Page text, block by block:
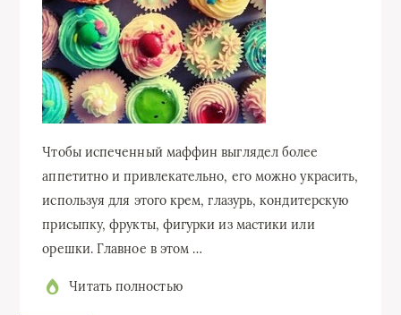
Чтобы испеченный маффин выглядел более
аппетитно и привлекательно, его можно украсить,
используя для этого крем, глазурь, кондитерскую
присыпку, фрукты, фигурки из мастики или
орешки. Главное в этом …
Читать полностью